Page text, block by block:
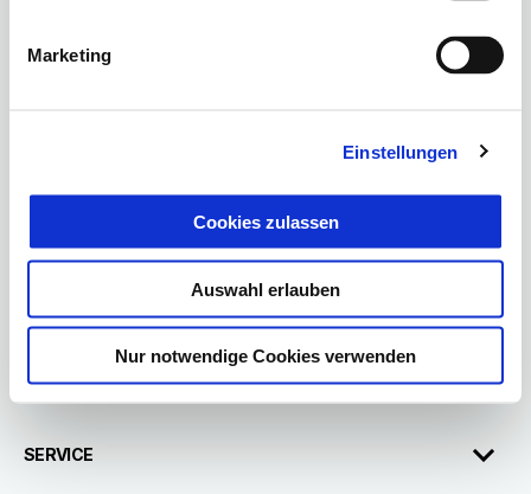
Marketing
Einstellungen
Cookies zulassen
Auswahl erlauben
Nur notwendige Cookies verwenden
MODELLE
BEKLEIDUNG & ZUBEHÖR
ABOUT VESPA
SERVICE